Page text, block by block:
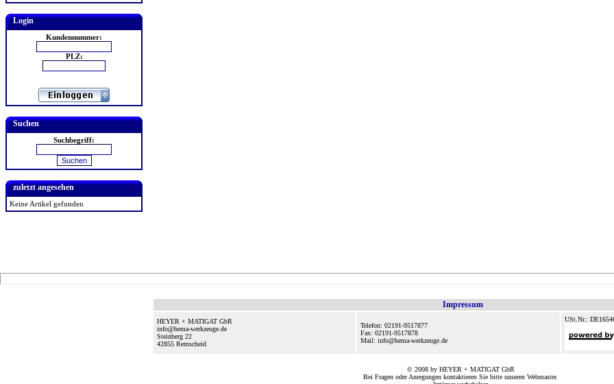
Login
Kundennummer:
PLZ:
Suchen
Suchbegriff:
zuletzt angesehen
Keine Artikel gefunden
Impressum
HEYER + MATIGAT GbR
info@hema-werkzeuge.de
Steinberg 22
42855 Remscheid
Telefon: 02191-9517877
Fax: 02191-9517878
Mail: info@hema-werkzeuge.de
USt.Nr.:
© 2008 by HEYER + MATIGAT GbR
Bei Fragen oder Anregungen kontaktieren Sie bitte unseren Webmaster.